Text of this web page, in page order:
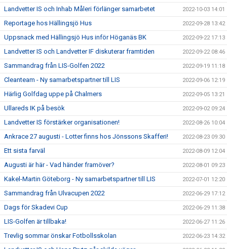
Landvetter IS och Inhab Måleri förlänger samarbetet 2022-10-03 14:01
Reportage hos Hällingsjö Hus 2022-09-28 13:42
Uppsnack med Hällingsjö Hus inför Höganäs BK 2022-09-22 17:13
Landvetter IS och Landvetter IF diskuterar framtiden 2022-09-22 08:46
Sammandrag från LIS-Golfen 2022 2022-09-19 11:18
Cleanteam - Ny samarbetspartner till LIS 2022-09-06 12:19
Härlig Golfdag uppe på Chalmers 2022-09-05 13:21
Ullareds IK på besök 2022-09-02 09:24
Landvetter IS förstärker organisationen! 2022-08-26 10:04
Ankrace 27 augusti - Lotter finns hos Jönssons Skafferi! 2022-08-23 09:30
Ett sista farväl 2022-08-09 12:04
Augusti är här - Vad händer framöver? 2022-08-01 09:23
Kakel-Martin Göteborg - Ny samarbetspartner till LIS 2022-07-01 12:20
Sammandrag från Ulvacupen 2022 2022-06-29 17:12
Dags för Skadevi Cup 2022-06-29 11:38
LIS-Golfen är tillbaka! 2022-06-27 11:26
Trevlig sommar önskar Fotbollsskolan 2022-06-23 14:32